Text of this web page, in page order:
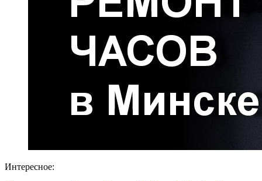
Интересное: